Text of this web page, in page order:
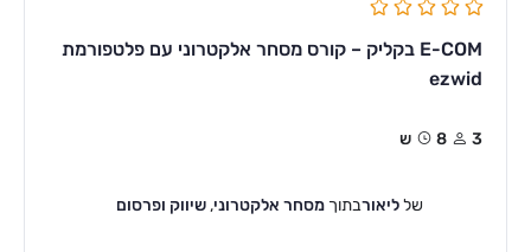
E-COM בקליק – קורס מסחר אלקטרוני עם פלטפורמת
ezwid
3 8ש
שלליאורבתוך מסחר אלקטרוני,שיווק ופרסום